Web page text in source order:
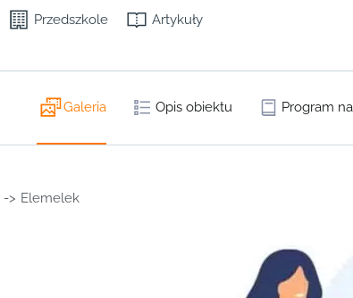
Przedszkole Artykuły
Galeria Opis obiektu Program
-> Elemelek